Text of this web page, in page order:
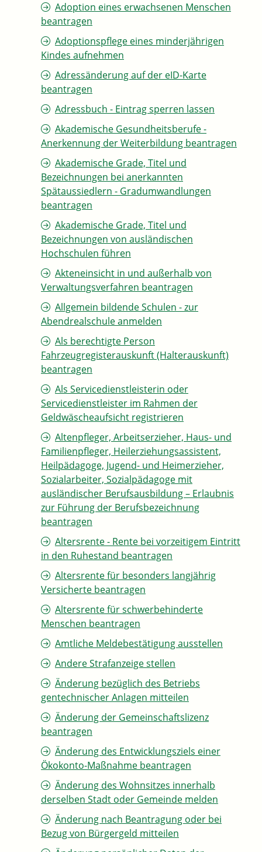
Adoption eines erwachsenen Menschen
beantragen
Adoptionspflege eines minderjährigen
Kindes aufnehmen
Adressänderung auf der eID-Karte
beantragen
Adressbuch - Eintrag sperren lassen
Akademische Gesundheitsberufe -
Anerkennung der Weiterbildung beantragen
Akademische Grade, Titel und
Bezeichnungen bei anerkannten
Spätaussiedlern - Gradumwandlungen
beantragen
Akademische Grade, Titel und
Bezeichnungen von ausländischen
Hochschulen führen
Akteneinsicht in und außerhalb von
Verwaltungsverfahren beantragen
Allgemein bildende Schulen - zur
Abendrealschule anmelden
Als berechtigte Person
Fahrzeugregisterauskunft (Halterauskunft)
beantragen
Als Servicedienstleisterin oder
Servicedienstleister im Rahmen der
Geldwäscheaufsicht registrieren
Altenpfleger, Arbeitserzieher, Haus- und
Familienpfleger, Heilerziehungsassistent,
Heilpädagoge, Jugend- und Heimerzieher,
Sozialarbeiter, Sozialpädagoge mit
ausländischer Berufsausbildung – Erlaubnis
zur Führung der Berufsbezeichnung
beantragen
Altersrente - Rente bei vorzeitigem Eintritt
in den Ruhestand beantragen
Altersrente für besonders langjährig
Versicherte beantragen
Altersrente für schwerbehinderte
Menschen beantragen
Amtliche Meldebestätigung ausstellen
Andere Strafanzeige stellen
Änderung bezüglich des Betriebs
gentechnischer Anlagen mitteilen
Änderung der Gemeinschaftslizenz
beantragen
Änderung des Entwicklungsziels einer
Ökokonto-Maßnahme beantragen
Änderung des Wohnsitzes innerhalb
derselben Stadt oder Gemeinde melden
Änderung nach Beantragung oder bei
Bezug von Bürgergeld mitteilen